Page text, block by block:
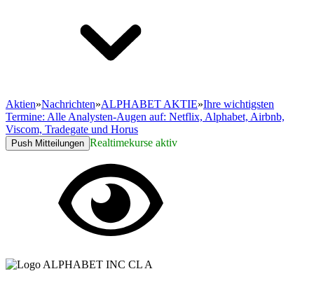
Aktien»Nachrichten»ALPHABET AKTIE»Ihre wichtigsten
Termine: Alle Analysten-Augen auf: Netflix, Alphabet, Airbnb,
Viscom, Tradegate und Horus
Push Mitteilungen Realtimekurse aktiv